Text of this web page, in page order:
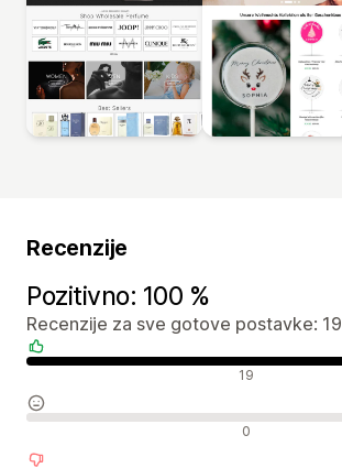
Recenzije
Pozitivno: 100 %
Recenzije za sve gotove postavke: 19
Pozitivne recenzije 19
Neutralne recenzije 0